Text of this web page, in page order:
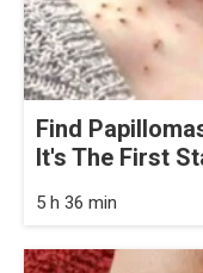
Find
It's The First
5 h 36 min